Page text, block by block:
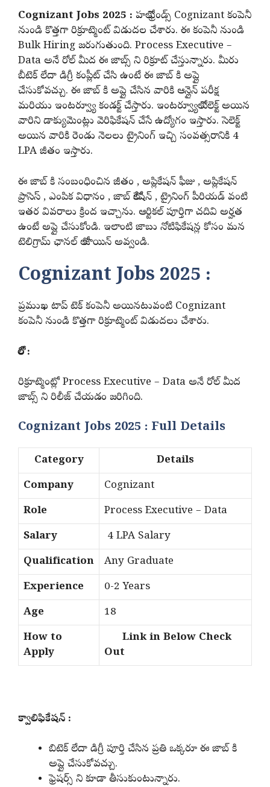
Cognizant Jobs 2025 : హలో ఫ్రెండ్స్ Cognizant కంపెనీ
నుండి కొత్తగా రిక్రూట్మెంట్ విడుదల చేశారు. ఈ కంపెనీ నుండి
Bulk Hiring జరుగుతుంది. Process Executive –
Data అనే రోల్ మీద ఈ జాబ్స్ ని రిక్రూట్ చేస్తున్నారు. మీరు
బీటెక్ లేదా డిగ్రీ కంప్లీట్ చేసి ఉంటే ఈ జాబ్ కి అప్లై
చేసుకోవచ్చు. ఈ జాబ్ కి అప్లై చేసిన వారికి ఆన్లైన్ పరీక్ష
మరియు ఇంటర్వ్యూ కండక్ట్ చేస్తారు. ఇంటర్వ్యూలో సెలెక్ట్ అయిన
వారిని డాక్యుమెంట్లు వెరిఫికేషన్ చేసే ఉద్యోగం ఇస్తారు. సెలెక్ట్
అయిన వారికి రెండు నెలలు ట్రైనింగ్ ఇచ్చి సంవత్సరానికి 4
LPA జీతం ఇస్తారు.
ఈ జాబ్ కి సంబంధించిన జీతం , అప్లికేషన్ ఫీజు , అప్లికేషన్
ప్రాసెస్ , ఎంపిక విధానం , జాబ్ లోకేషన్ , ట్రైనింగ్ పీరియడ్ వంటి
ఇతర వివరాలు క్రింద ఇచ్చాను. ఆర్టికల్ పూర్తిగా చదివి అర్హత
ఉంటే అప్లై చేసుకోండి. ఇలాంటి జాబు నోటిఫికేషన్ల కోసం మన
టెలిగ్రామ్ ఛానల్ లో జాయిన్ అవ్వండి.
Cognizant Jobs 2025 :
ప్రముఖ టాప్ టెక్ కంపెనీ అయినటువంటి Cognizant
కంపెనీ నుండి కొత్తగా రిక్రూట్మెంట్ విడుదలు చేశారు.
రోల్ :
రిక్రూట్మెంట్లో Process Executive – Data అనే రోల్ మీద
జాబ్స్ ని రిలీజ్ చేయడం జరిగింది.
Cognizant Jobs 2025 : Full Details
Category
Details
Company
Cognizant
Role
Process Executive – Data
Salary
4 LPA Salary
Qualification
Any Graduate
Experience
0-2 Years
Age
18
How to
Apply
Link in Below Check
Out
క్వాలిఫికేషన్ :
బిటెక్ లేదా డిగ్రీ పూర్తి చేసిన ప్రతి ఒక్కరూ ఈ జాబ్ కి
అప్లై చేసుకోవచ్చు.
ఫ్రెషర్స్ ని కూడా తీసుకుంటున్నారు.